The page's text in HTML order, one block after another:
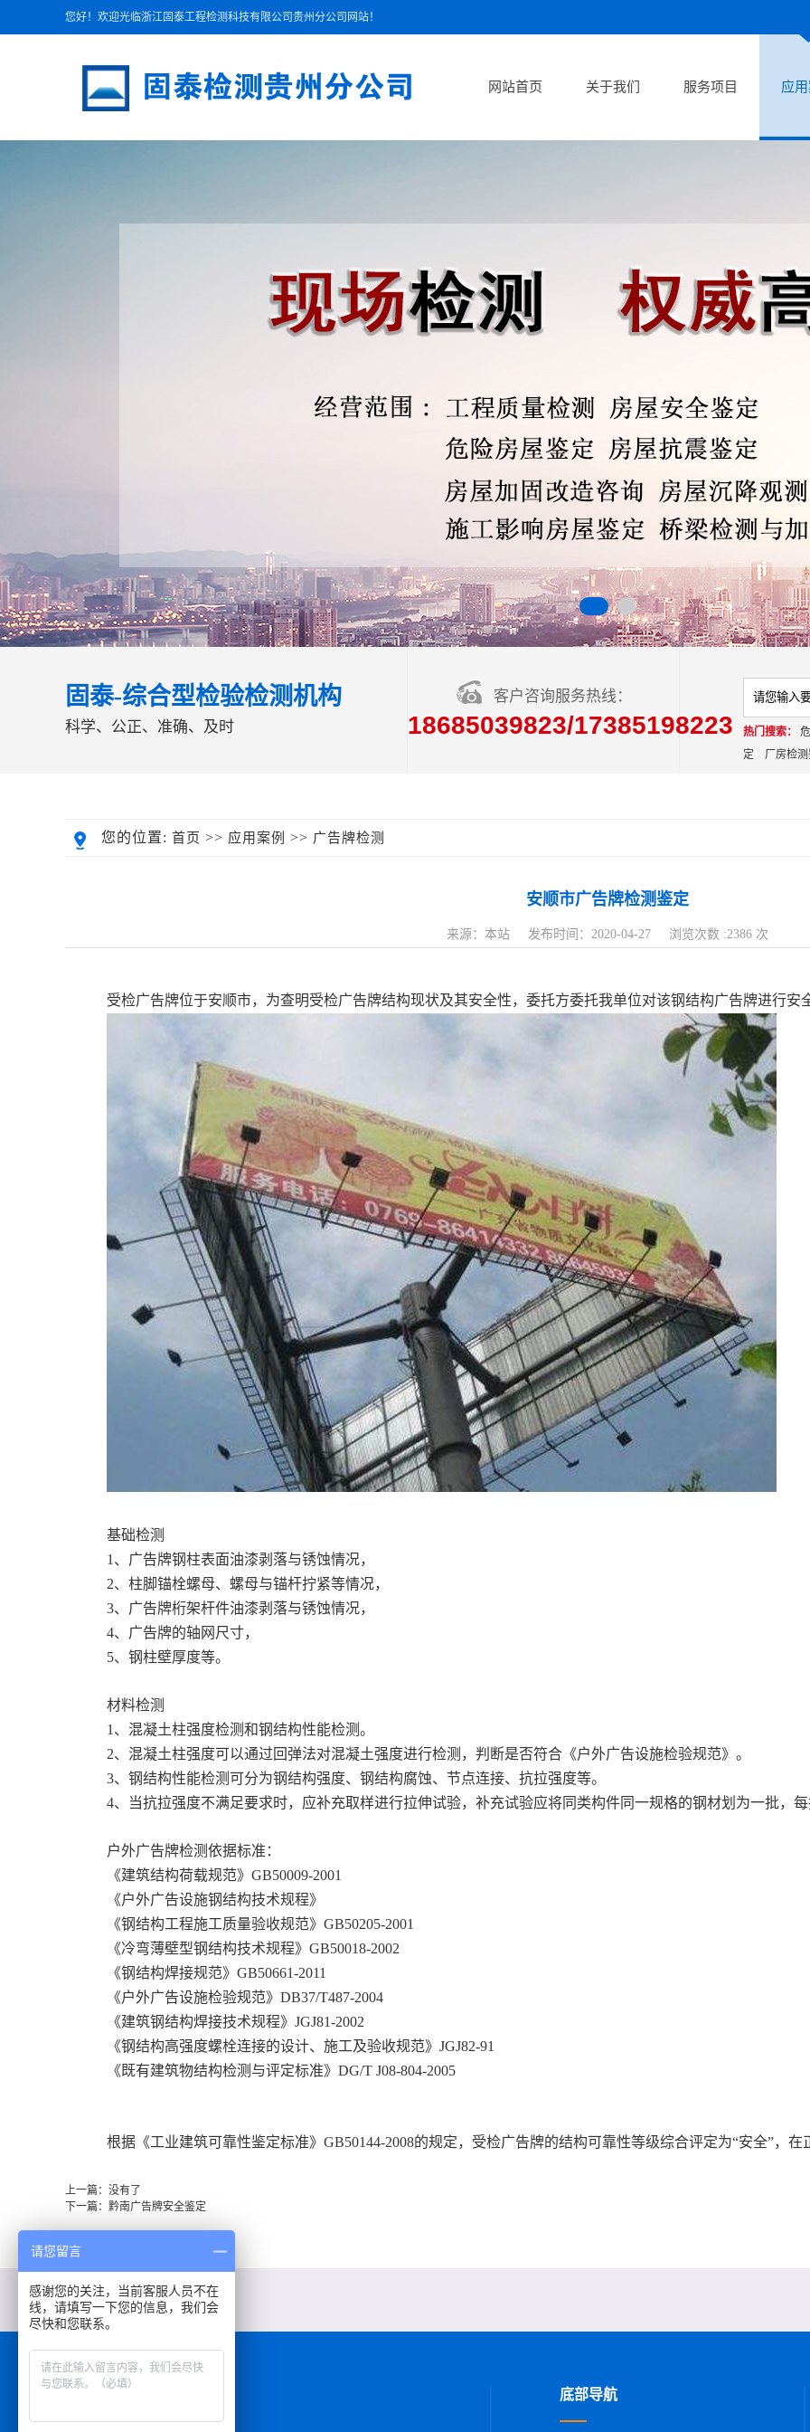
您好！欢迎光临浙江固泰工程检测科技有限公司贵州分公司网站！
网站首页 关于我们 服务项目 应用
固泰-综合型检验检测机构
科学、公正、准确、及时
客户咨询服务热线：
18685039823/17385198223 热门搜索：
定
厂房检测
您的位置: 首页 >> 应用案例 >> 广告牌检测
安顺市广告牌检测鉴定
来源：本站 发布时间：2020-04-27 浏览次数 :2386 次
受检广告牌位于安顺市，为查明受检广告牌结构现状及其安全性，委托方委托我单位对该钢结构广告牌进行安
基础检测
1、广告牌钢柱表面油漆剥落与锈蚀情况，
2、柱脚锚栓螺母、螺母与锚杆拧紧等情况，
3、广告牌桁架杆件油漆剥落与锈蚀情况，
4、广告牌的轴网尺寸，
5、钢柱壁厚度等。
材料检测
1、混凝土柱强度检测和钢结构性能检测。
2、混凝土柱强度可以通过回弹法对混凝土强度进行检测，判断是否符合《户外广告设施检验规范》。
3、钢结构性能检测可分为钢结构强度、钢结构腐蚀、节点连接、抗拉强度等。
4、当抗拉强度不满足要求时，应补充取样进行拉伸试验，补充试验应将同类构件同一规格的钢材划为一批，每
户外广告牌检测依据标准：
《建筑结构荷载规范》GB50009-2001
《户外广告设施钢结构技术规程》
《钢结构工程施工质量验收规范》GB50205-2001
《冷弯薄壁型钢结构技术规程》GB50018-2002
《钢结构焊接规范》GB50661-2011
《户外广告设施检验规范》DB37/T487-2004
《建筑钢结构焊接技术规程》JGJ81-2002
《钢结构高强度螺栓连接的设计、施工及验收规范》JGJ82-91
《既有建筑物结构检测与评定标准》DG/T J08-804-2005
根据《工业建筑可靠性鉴定标准》GB50144-2008的规定，受检广告牌的结构可靠性等级综合评定为“安全”，在
上一篇：没有了
下一篇：黔南广告牌安全鉴定
LINK
友情链接
底部导航
请您留言
感谢您的关注，当前客服人员不在
线，请填写一下您的信息，我们会
尽快和您联系。